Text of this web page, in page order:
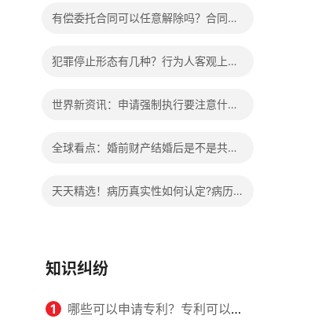
有偿委托合同可以任意解除吗？合同无
犯罪停止形态有几种？行为人客观上实
世界新资讯：申请强制执行要注意什么
全球看点：婚前财产结婚后是不是共同
天天精选！病历真实性如何认定?病历
知识纠纷
1 哪些可以申请专利？专利可以同